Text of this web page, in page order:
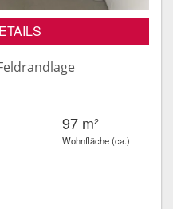
97 m²
Wohnfläche (ca.)